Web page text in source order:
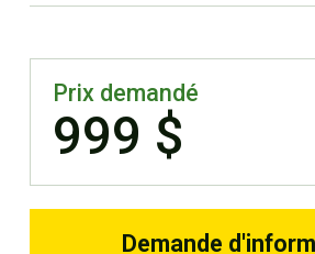
Prix demandé
999 $
Demande